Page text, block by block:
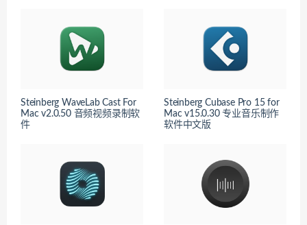
Steinberg WaveLab Cast For
Mac v2.0.50 音频视频录制软
件
Steinberg Cubase Pro 15 for
Mac v15.0.30 专业音乐制作
软件中文版